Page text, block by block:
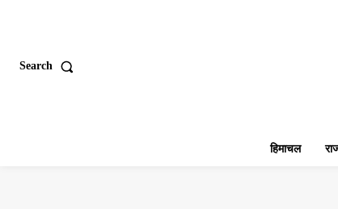
Search
हिमाचल